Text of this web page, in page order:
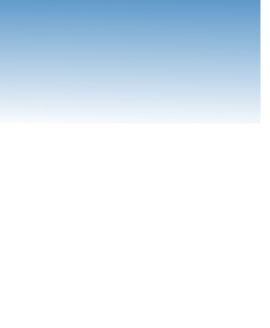
de la FFSA
collectées conformément à